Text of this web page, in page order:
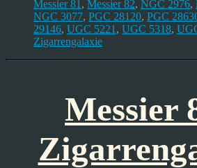
Messier 81 , Messier 82, NGC 2976,
NGC 3077, PGC 28120, PGC
29146, UGC 5221 , UGC 5318,
Zigarrengalaxie
Messier